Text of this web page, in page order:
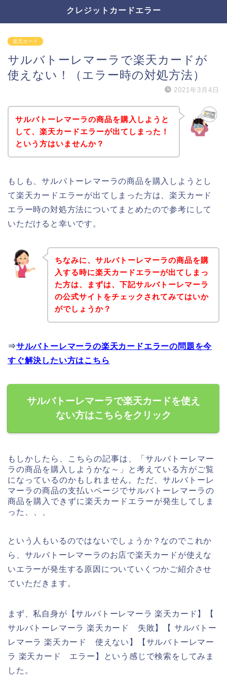
クレジットカードエラー
楽天カード
サルバトーレマーラで楽天カードが
使えない！（エラー時の対処方法）
2021年3月4日
サルバトーレマーラの商品を購入しようと
して、楽天カードエラーが出てしまった！
という方はいませんか？
もしも、サルバトーレマーラの商品を購入しようとし
て楽天カードエラーが出てしまった方は、楽天カード
エラー時の対処方法についてまとめたので参考にして
いただけると幸いです。
ちなみに、サルバトーレマーラの商品を購
入する時に楽天カードエラーが出てしまっ
た方は、まずは、下記サルバトーレマーラ
の公式サイトをチェックされてみてはいか
がでしょうか？
⇒サルバトーレマーラの楽天カードエラーの問題を今
すぐ解決したい方はこちら
サルバトーレマーラで楽天カードを使え
ない方はこちらをクリック
もしかしたら、こちらの記事は、「サルバトーレマー
ラの商品を購入しようかな～」と考えている方がご覧
になっているのかもしれません。ただ、サルバトーレ
マーラの商品の支払いページでサルバトーレマーラの
商品を購入できずに楽天カードエラーが発生してしま
った、、、
という人もいるのではないでしょうか？なのでこれか
ら、サルバトーレマーラのお店で楽天カードが使えな
いエラーが発生する原因についていくつかご紹介させ
ていただきます。
まず、私自身が【サルバトーレマーラ 楽天カード】【
サルバトーレマーラ 楽天カード 失敗】【 サルバトー
レマーラ 楽天カード 使えない】【サルバトーレマー
ラ 楽天カード エラー】という感じで検索をしてみま
した。